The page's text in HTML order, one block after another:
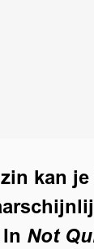
kan
Not